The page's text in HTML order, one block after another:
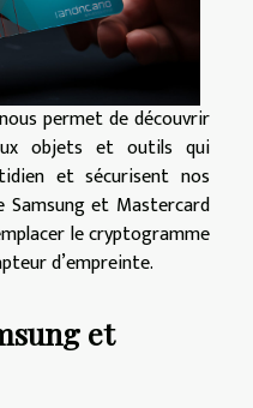
permet de découvrir
objets et outils qui
et sécurisent nos
Samsung et Mastercard
le cryptogramme
d’empreinte.
et